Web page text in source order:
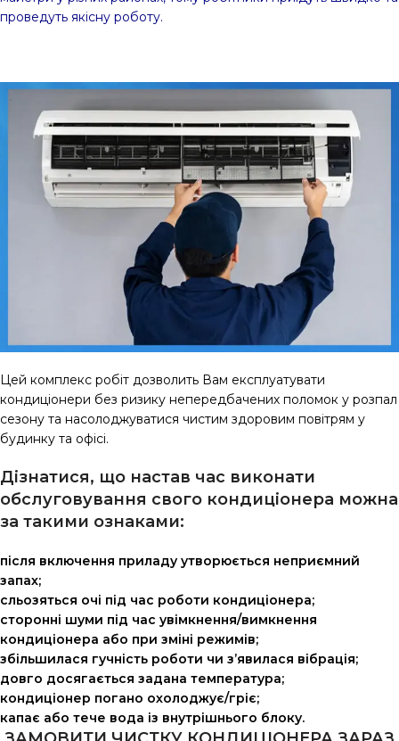
проведуть якісну роботу.
Цей комплекс робіт дозволить Вам експлуатувати
кондиціонери без ризику непередбачених поломок у розпал
сезону та насолоджуватися чистим здоровим повітрям у
будинку та офісі.
Дізнатися, що настав час виконати
обслуговування свого кондиціонера можна
за такими ознаками:
після включення приладу утворюється неприємний
запах;
сльозяться очі під час роботи кондиціонера;
сторонні шуми під час увімкнення/вимкнення
кондиціонера або при зміні режимів;
збільшилася гучність роботи чи з’явилася вібрація;
довго досягається задана температура;
кондиціонер погано охолоджує/гріє;
капає або тече вода із внутрішнього блоку.